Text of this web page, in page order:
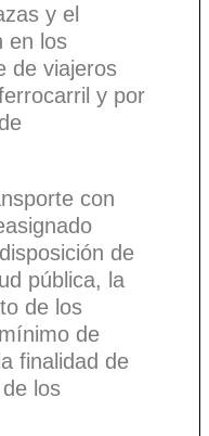
y el
en los
de viajeros
y por
con
de
pública, la
de los
de
finalidad de
los